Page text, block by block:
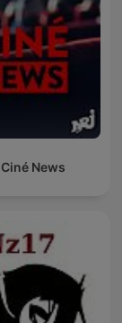
Ciné News